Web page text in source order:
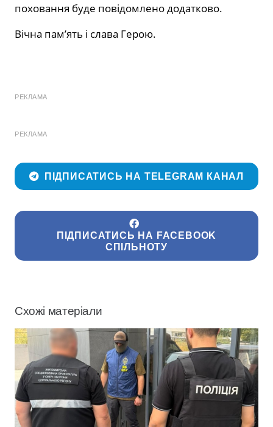
поховання буде повідомлено додатково.
Вічна пам’ять і слава Герою.
РЕКЛАМА
РЕКЛАМА
ПІДПИСАТИСЬ НА TELEGRAM КАНАЛ
ПІДПИСАТИСЬ НА FACEBOOK
СПІЛЬНОТУ
Схожі матеріали